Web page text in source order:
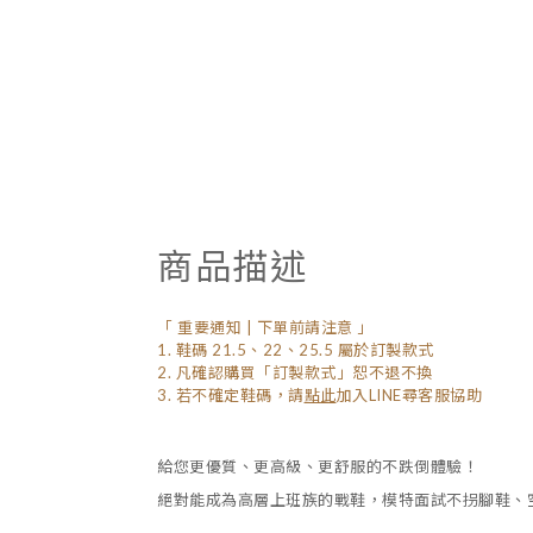
商品描述
「 重要通知 | 下單前請注意 」
1. 鞋碼 21.5、22、25.5 屬於訂製款式
2. 凡確認購買「訂製款式」恕不退不換
3. 若不確定鞋碼， 請點此加入LINE尋客服協助
給您更優質、更高級、更舒服的不跌倒體驗！
絕對能成為高層上班族的戰鞋，模特面試不拐腳鞋、